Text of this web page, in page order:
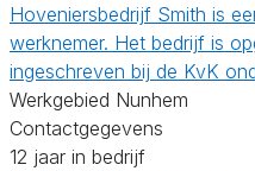
Hoveniersbedrijf Smith is
werknemer. Het bedrijf is
ingeschreven bij de KvK
Werkgebied Nunhem
Contactgegevens
12 jaar in bedrijf